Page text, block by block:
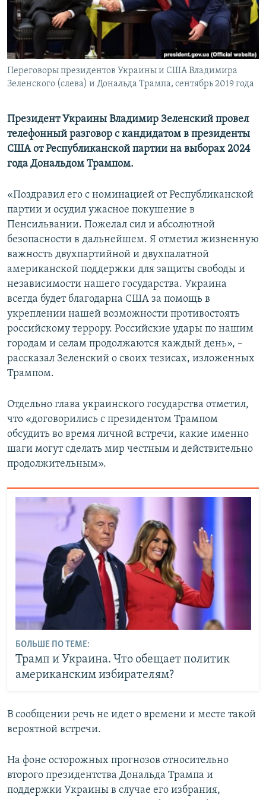
ПОБЕДИТЕЛЕЙ НЕ СУДЯТ?
КРЫМ.НЕПОКОРЕННЫЙ
ELIFBE
УКРАИНСКАЯ ПРОБЛЕМА КРЫМА
ПРИСОЕДИНЯЙТЕСЬ!
Все сайты RFE/RL
Переговоры президентов Украины и США Владимира
Зеленского (слева) и Дональда Трампа, сентябрь 2019 года
Президент Украины Владимир Зеленский провел
телефонный разговор с кандидатом в президенты
США от Республиканской партии на выборах 2024
года Дональдом Трампом.
«Поздравил его с номинацией от Республиканской
партии и осудил ужасное покушение в
Пенсильвании. Пожелал сил и абсолютной
безопасности в дальнейшем. Я отметил жизненную
важность двухпартийной и двухпалатной
американской поддержки для защиты свободы и
независимости нашего государства. Украина
всегда будет благодарна США за помощь в
укреплении нашей возможности противостоять
российскому террору. Российские удары по нашим
городам и селам продолжаются каждый день», –
рассказал Зеленский о своих тезисах, изложенных
Трампом.
Отдельно глава украинского государства отметил,
что «договорились с президентом Трампом
обсудить во время личной встречи, какие именно
шаги могут сделать мир честным и действительно
продолжительным».
БОЛЬШЕ ПО ТЕМЕ:
Трамп и Украина. Что обещает политик
американским избирателям?
В сообщении речь не идет о времени и месте такой
вероятной встречи.
На фоне осторожных прогнозов относительно
второго президентства Дональда Трампа и
поддержки Украины в случае его избрания,